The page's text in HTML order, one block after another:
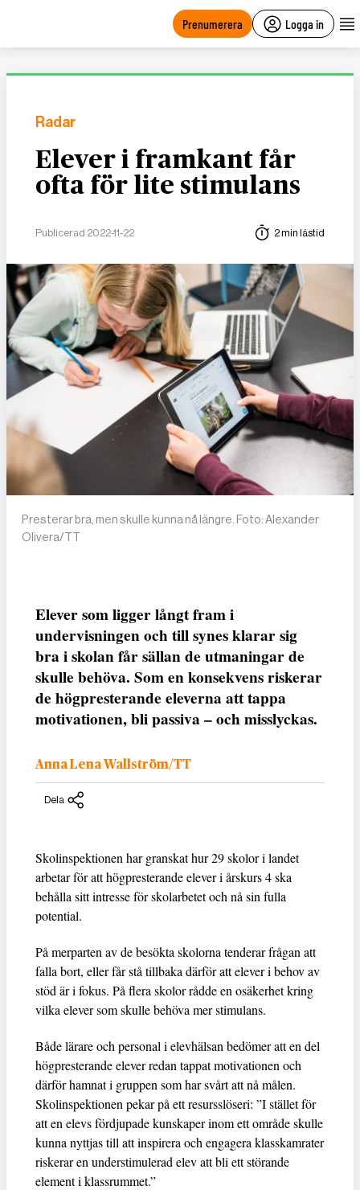
Prenumerera Logga in
Radar
Elever i framkant får
ofta för lite stimulans
Publicerad 2022-11-22 2 min lästid
Presterar bra, men skulle kunna nå längre. Foto: Alexander
Olivera/TT
Elever som ligger långt fram i
undervisningen och till synes klarar sig
bra i skolan får sällan de utmaningar de
skulle behöva. Som en konsekvens riskerar
de högpresterande eleverna att tappa
motivationen, bli passiva – och misslyckas.
Anna Lena Wallström/TT
Dela
Skolinspektionen har granskat hur 29 skolor i landet
arbetar för att högpresterande elever i årskurs 4 ska
behålla sitt intresse för skolarbetet och nå sin fulla
potential.
På merparten av de besökta skolorna tenderar frågan att
falla bort, eller får stå tillbaka därför att elever i behov av
stöd är i fokus. På flera skolor rådde en osäkerhet kring
vilka elever som skulle behöva mer stimulans.
Både lärare och personal i elevhälsan bedömer att en del
högpresterande elever redan tappat motivationen och
därför hamnat i gruppen som har svårt att nå målen.
Skolinspektionen pekar på ett resursslöseri: ”I stället för
att en elevs fördjupade kunskaper inom ett område skulle
kunna nyttjas till att inspirera och engagera klasskamrater
riskerar en understimulerad elev att bli ett störande
element i klassrummet.”